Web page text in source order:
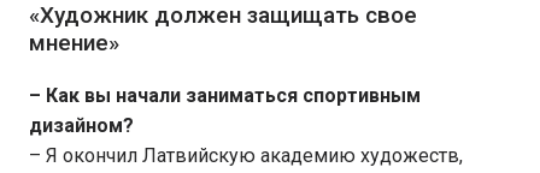
«Художник должен защищать свое
мнение»
– Как вы начали заниматься спортивным
дизайном?
– Я окончил Латвийскую академию художеств,